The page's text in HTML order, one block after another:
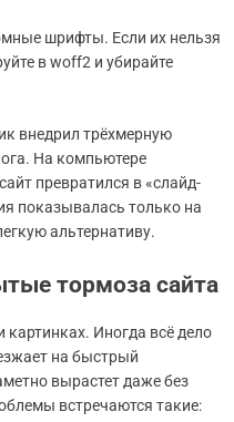
шрифты. Если их нельзя
в woff2 и убирайте
внедрил трёхмерную
На компьютере
превратился в «слайд-
показывалась только на
альтернативу.
тормоза сайта
картинках. Иногда всё дело
на быстрый
вырастет даже без
встречаются такие: